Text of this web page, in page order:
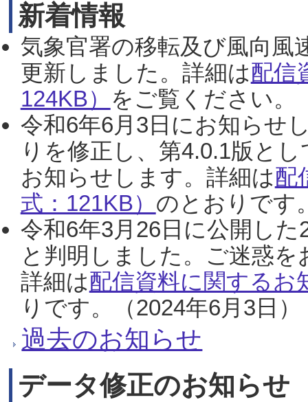
新着情報
気象官署の移転及び風向風
更新しました。詳細は配信
124KB） をご覧ください。
令和6年6月3日にお知らせ
りを修正し、第4.0.1版と
お知らせします。詳細は配
式：121KB） のとおりです
令和6年3月26日に公開し
と判明しました。ご迷惑
詳細は配信資料に関するお
りです。（2024年6月3日）
過去のお知らせ
データ修正のお知らせ